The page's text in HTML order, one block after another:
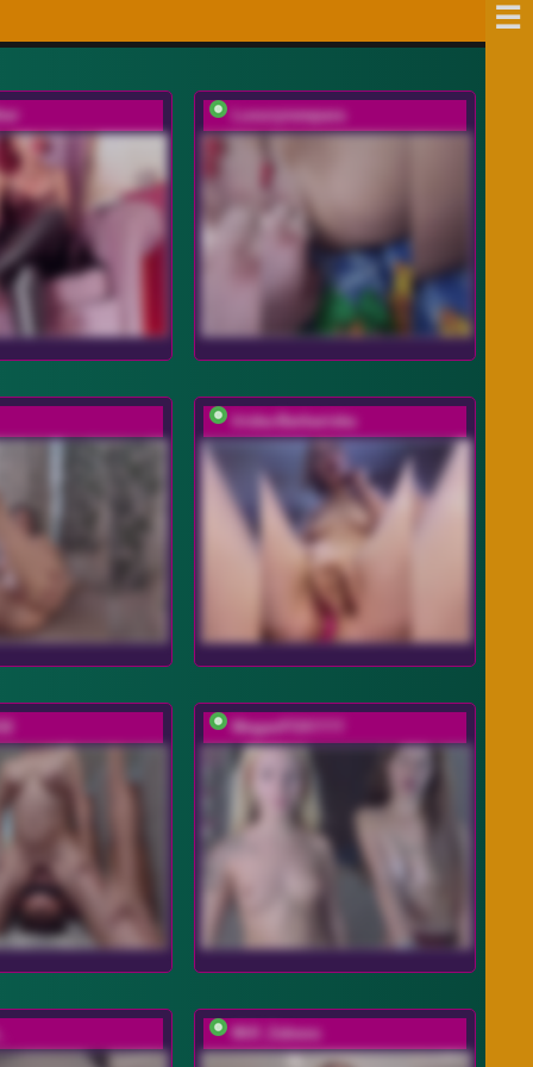
Luxurynewpara
Iriska-Barbariska
MeganFOXYYY
Milf_Zabava